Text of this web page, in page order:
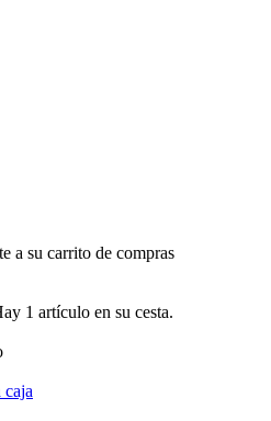
a su carrito de compras
1 artículo en su cesta.
caja